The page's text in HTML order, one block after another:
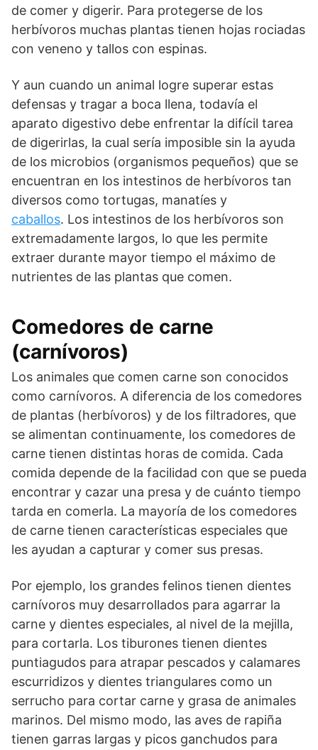
de comer y digerir. Para protegerse de los
herbívoros muchas plantas tienen hojas rociadas
con veneno y tallos con espinas.
Y aun cuando un animal logre superar estas
defensas y tragar a boca llena, todavía el
aparato digestivo debe enfrentar la difícil tarea
de digerirlas, la cual sería imposible sin la ayuda
de los microbios (organismos pequeños) que se
encuentran en los intestinos de herbívoros tan
diversos como tortugas, manatíes y
caballos. Los intestinos de los herbívoros son
extremadamente largos, lo que les permite
extraer durante mayor tiempo el máximo de
nutrientes de las plantas que comen.
Comedores de carne
(carnívoros)
Los animales que comen carne son conocidos
como carnívoros. A diferencia de los comedores
de plantas (herbívoros) y de los filtradores, que
se alimentan continuamente, los comedores de
carne tienen distintas horas de comida. Cada
comida depende de la facilidad con que se pueda
encontrar y cazar una presa y de cuánto tiempo
tarda en comerla. La mayoría de los comedores
de carne tienen características especiales que
les ayudan a capturar y comer sus presas.
Por ejemplo, los grandes felinos tienen dientes
carnívoros muy desarrollados para agarrar la
carne y dientes especiales, al nivel de la mejilla,
para cortarla. Los tiburones tienen dientes
puntiagudos para atrapar pescados y calamares
escurridizos y dientes triangulares como un
serrucho para cortar carne y grasa de animales
marinos. Del mismo modo, las aves de rapiña
tienen garras largas y picos ganchudos para